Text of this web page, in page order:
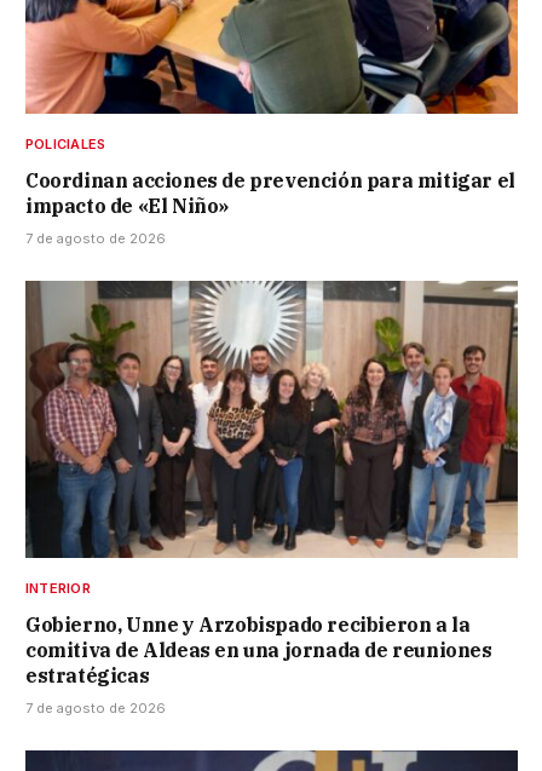
POLICIALES
Coordinan acciones de prevención para mitigar el
impacto de «El Niño»
7 de agosto de 2026
INTERIOR
Gobierno, Unne y Arzobispado recibieron a la
comitiva de Aldeas en una jornada de reuniones
estratégicas
7 de agosto de 2026